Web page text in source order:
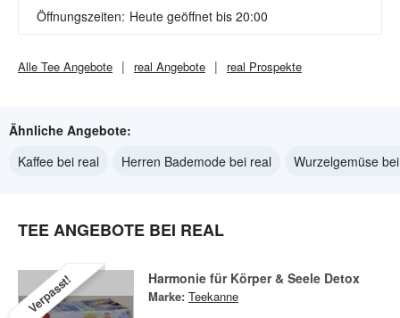
Öffnungszeiten: Heute geöffnet bis 20:00
Alle Tee Angebote real Angebote real Prospekte
Ähnliche Angebote:
Kaffee bei real
Herren Bademode bei real Wurzelgemüse
TEE ANGEBOTE BEI REAL
Verpasst! Harmonie für Körper & Seele Detox
Marke: Teekanne